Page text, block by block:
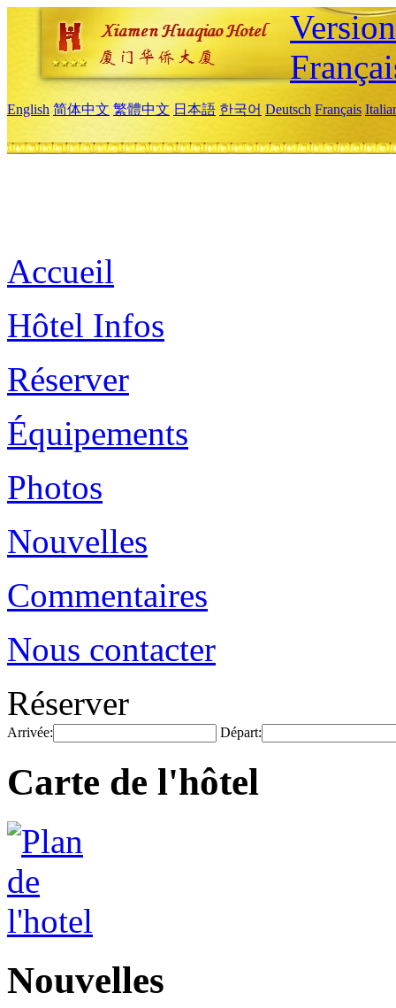
English 简体中文 繁體中文 日本語 한국어 Deutsch Français
Accueil
Hôtel Infos
Réserver
Équipements
Photos
Nouvelles
Commentaires
Nous contacter
Réserver
Arrivée: Départ:
Carte de l'hôtel
Nouvelles